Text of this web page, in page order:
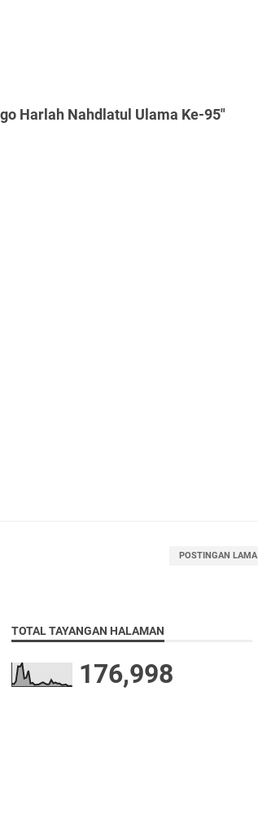
Harlah Nahdlatul Ulama Ke-95"
POSTINGAN LAMA
TOTAL TAYANGAN HALAMAN
176,998